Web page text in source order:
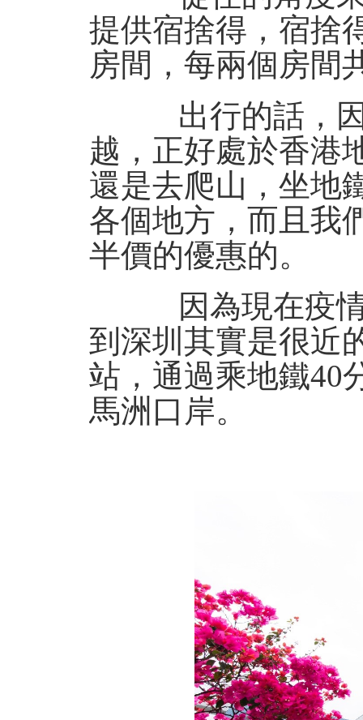
提供宿捨得，宿捨
房間，每兩個房間
出行的話，因
越，正好處於香港
還是去爬山，坐地
各個地方，而且我
半價的優惠的。
因為現在疫情
到深圳其實是很近
站，通過乘地鐵40
馬洲口岸。